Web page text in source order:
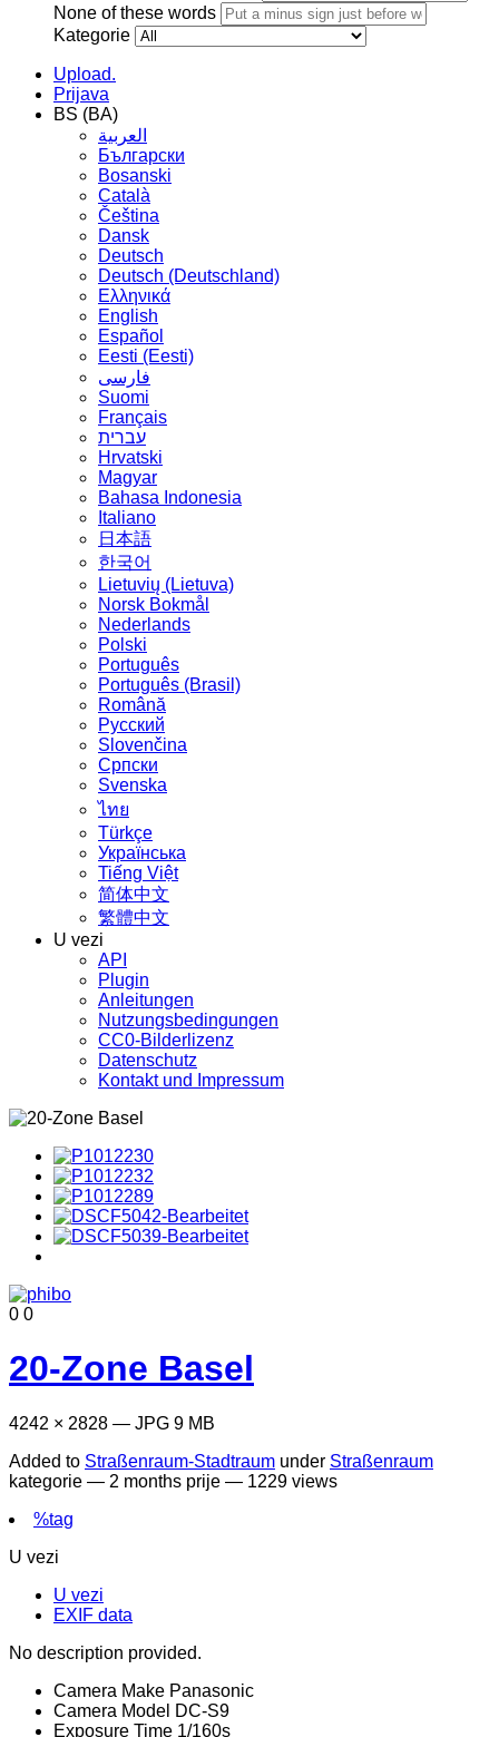
None of these words
Kategorie
Upload.
Prijava
BS (BA)
العربية
Български
Bosanski
Сatalà
Čeština
Dansk
Deutsch
Deutsch (Deutschland)
Ελληνικά
English
Español
Eesti (Eesti)
فارسی
Suomi
Français
עברית
Hrvatski
Magyar
Bahasa Indonesia
Italiano
日本語
한국어
Lietuvių (Lietuva)
‪Norsk Bokmål‬
Nederlands
Polski
Português
Português (Brasil)
Română
Русский
Slovenčina
Српски
Svenska
ไทย
Türkçe
Українська
Tiếng Việt
简体中文
繁體中文
U vezi
API
Plugin
Anleitungen
Nutzungsbedingungen
CC0-Bilderlizenz
Datenschutz
Kontakt und Impressum
0 0
20-Zone Basel
4242 × 2828 — JPG 9 MB
Added to Straßenraum-Stadtraum under Straßenraum
kategorie — 2 months prije — 1229 views
%tag
U vezi
U vezi
EXIF data
No description provided.
Camera Make Panasonic
Camera Model DC-S9
Exposure Time 1/160s